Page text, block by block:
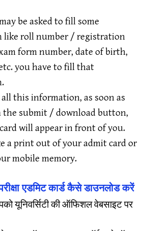
be asked to fill some
like roll number / registration
form number, date of birth,
you have to fill that
this information, as soon as
the submit / download button,
will appear in front of you.
a print out of your admit card or
mobile memory.
एडमिट कार्ड कैसे डाउनलोड करें
यूनिवर्सिटी की ऑफिशल वेबसाइट पर